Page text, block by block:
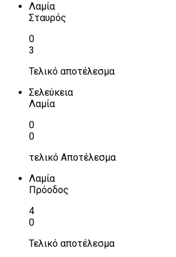
Λαμία
Σταυρός
0
3
Τελικό αποτέλεσμα
Σελεύκεια
Λαμία
0
0
τελικό Αποτέλεσμα
Λαμία
Πρόοδος
4
0
Τελικό αποτέλεσμα